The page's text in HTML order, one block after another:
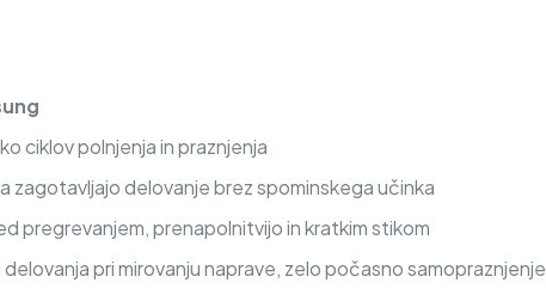
ciklov polnjenja in praznjenja
zagotavljajo delovanje brez spominskega učinka
pregrevanjem, prenapolnitvijo in kratkim stikom
pri mirovanju naprave, zelo počasno samopraznjenje